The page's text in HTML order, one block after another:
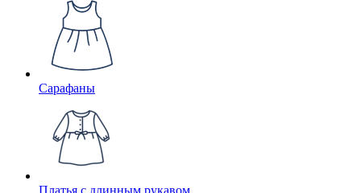
Сарафаны
Платья с длинным рукавом